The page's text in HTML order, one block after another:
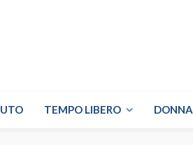
TEMPO LIBERO DONNA